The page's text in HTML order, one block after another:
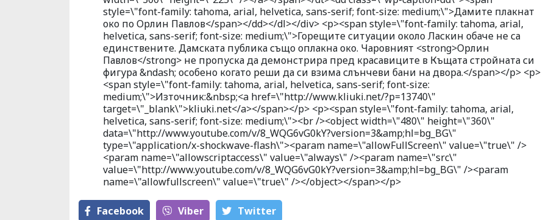
style=\"font-family: tahoma, arial, helvetica, sans-serif; font-size: medium;\">Дамите плакнат
око по Орлин Павлов</span></dd></dl></div> <p><span style=\"font-family: tahoma, arial,
helvetica, sans-serif; font-size: medium;\">Горещите ситуации около Ласкин обаче не са
единствените. Дамската публика също оплакна око. Чаровният <strong>Орлин
Павлов</strong> не пропуска да демонстрира пред красавиците в Къщата стройната си
фигура &ndash; особено когато реши да си взима слънчеви бани на двора.</span></p> <p>
<span style=\"font-family: tahoma, arial, helvetica, sans-serif; font-size:
medium;\">Източник:&nbsp;<a href=\"http://www.kliuki.net/?p=13740\"
target=\"_blank\">kliuki.net</a></span></p> <p><span style=\"font-family: tahoma, arial,
helvetica, sans-serif; font-size: medium;\"><br /><object width=\"480\" height=\"360\"
data=\"http://www.youtube.com/v/8_WQG6vG0kY?version=3&amp;hl=bg_BG\"
type=\"application/x-shockwave-flash\"><param name=\"allowFullScreen\" value=\"true\" />
<param name=\"allowscriptaccess\" value=\"always\" /><param name=\"src\"
value=\"http://www.youtube.com/v/8_WQG6vG0kY?version=3&amp;hl=bg_BG\" /><param
name=\"allowfullscreen\" value=\"true\" /></object></span></p>
Facebook Viber Тwitter